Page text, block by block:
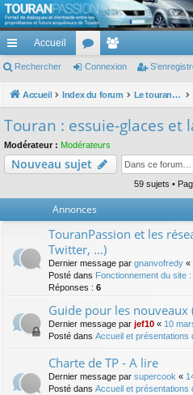
TouranPassion
Le forum des propriétaires ou futurs acquéreurs
cc
ès
pi
de
Accueil
or
u
e
m
Rechercher Connexion
Accueil Index du forum Le touran dans ses versions I (V1 V2 V3) et II ...
Touran : essuie-glaces et
Modérateur : Modérateurs
Nouveau sujet
59 sujets •
Annonces
TouranPassion et les
Twitter, ...)
Dernier message par gnanvofredy «
Posté dans Fonctionnement du site
Réponses : 6
Guide pour les nouveaux
Dernier message par jef10 « 10
Posté dans Accueil et présentations
Charte de TP - A lire
Dernier message par supercook «
Posté dans Accueil et présentations